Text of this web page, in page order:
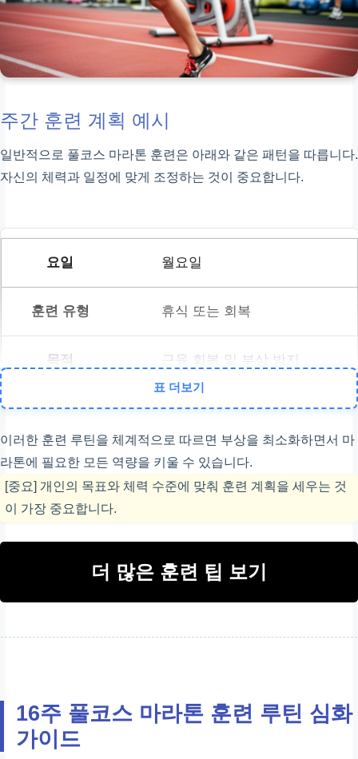
주간 훈련 계획 예시
일반적으로 풀코스 마라톤 훈련은 아래와 같은 패턴을 따릅니다.
자신의 체력과 일정에 맞게 조정하는 것이 중요합니다.
월요일
휴식 또는 회복
근육 회복 및 부상 방지
지속주
수요일
목요일
표 더보기
이러한 훈련 루틴을 체계적으로 따르면 부상을 최소화하면서 마
라톤에 필요한 모든 역량을 키울 수 있습니다.
[중요] 개인의 목표와 체력 수준에 맞춰 훈련 계획을 세우는 것
이 가장 중요합니다.
더 많은 훈련 팁 보기
16주 풀코스 마라톤 훈련 루틴 심화
가이드